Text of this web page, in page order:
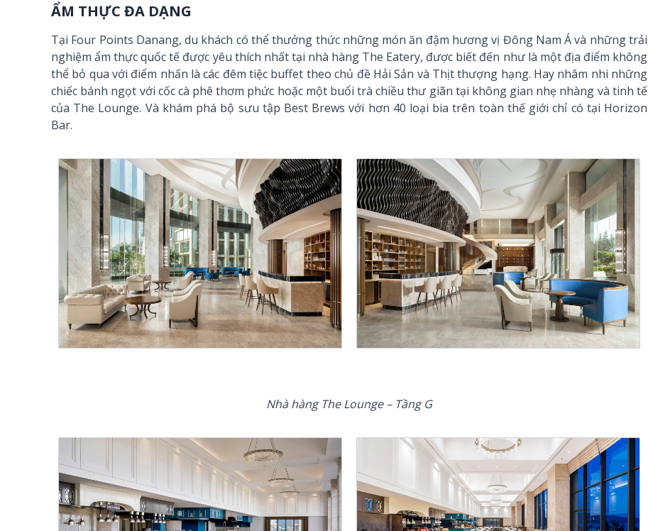
ẨM THỰC ĐA DẠNG
Tại Four Points Danang, du khách có thể thưởng thức những món ăn đậm hương vị Đông Nam Á và những trải
nghiệm ẩm thực quốc tế được yêu thích nhất tại nhà hàng The Eatery, được biết đến như là một địa điểm không
thể bỏ qua với điểm nhấn là các đêm tiệc buffet theo chủ đề Hải Sản và Thịt thượng hạng. Hay nhâm nhi những
chiếc bánh ngọt với cốc cà phê thơm phức hoặc một buổi trà chiều thư giãn tại không gian nhẹ nhàng và tinh tế
của The Lounge. Và khám phá bộ sưu tập Best Brews với hơn 40 loại bia trên toàn thế giới chỉ có tại Horizon
Bar.
Nhà hàng The Lounge – Tầng G